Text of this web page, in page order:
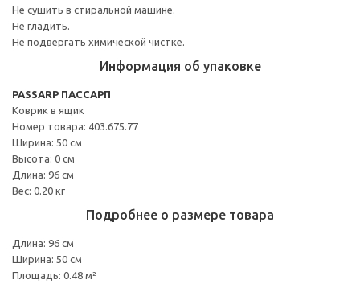
Не сушить в стиральной машине.
Не гладить.
Не подвергать химической чистке.
Информация об упаковке
PASSARP ПАССАРП
Коврик в ящик
Номер товара: 403.675.77
Ширина: 50 см
Высота: 0 см
Длина: 96 см
Вес: 0.20 кг
Подробнее о размере товара
Длина: 96 см
Ширина: 50 см
Площадь: 0.48 м²